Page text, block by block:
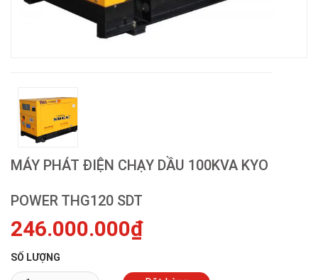
MÁY PHÁT ĐIỆN CHẠY DẦU 100KVA KYO
POWER THG120 SDT
246.000.000₫
SỐ LƯỢNG